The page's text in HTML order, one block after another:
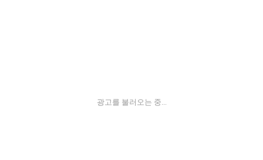
광고를 불러오는 중...